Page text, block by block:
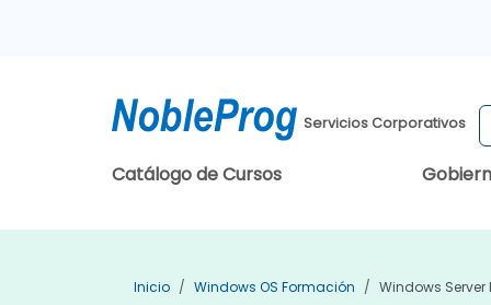
Servicios Corporativos
Catálogo de Cursos
Inicio Windows OS Formación Windows